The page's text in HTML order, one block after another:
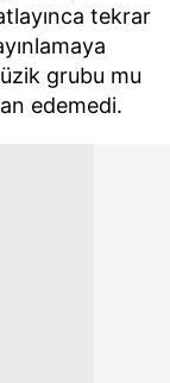
tekrar
grubu mu
edemedi.